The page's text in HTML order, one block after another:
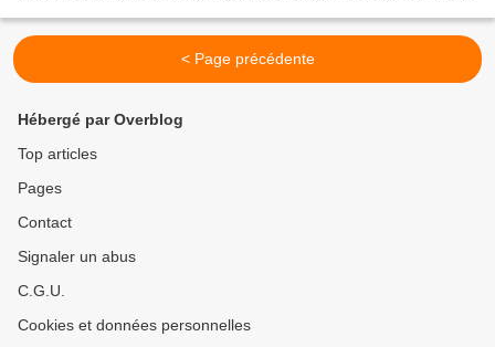
< Page précédente
Hébergé par Overblog
Top articles
Pages
Contact
Signaler un abus
C.G.U.
Cookies et données personnelles